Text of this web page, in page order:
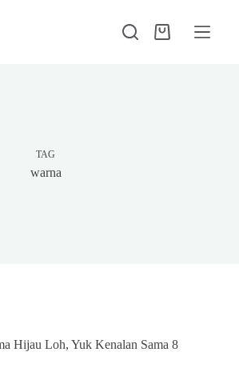
TAG
warna
Hijau Loh, Yuk Kenalan Sama 8